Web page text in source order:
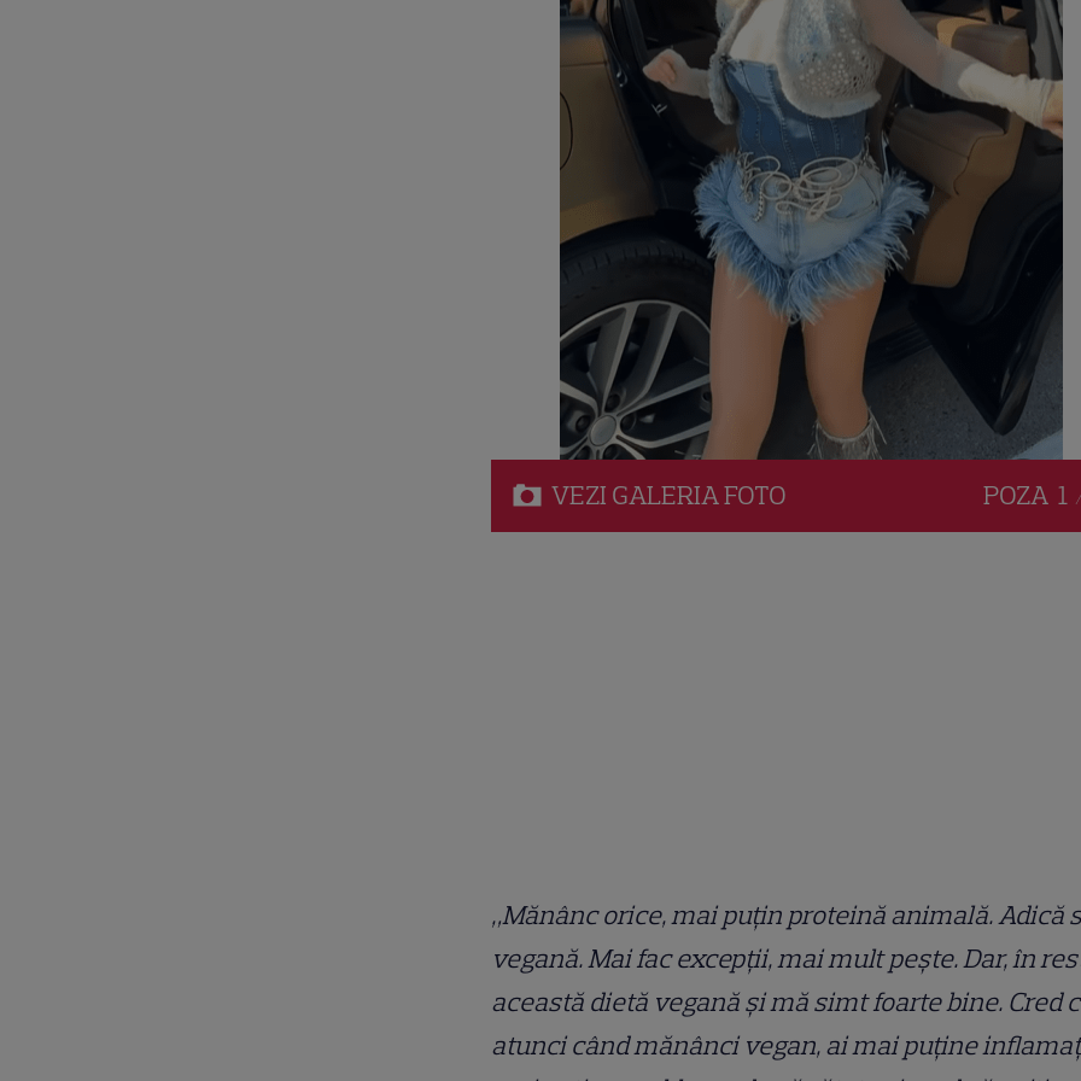
VEZI GALERIAFOTO POZA 1
„Mănânc orice, mai puțin proteină animală. Adică
vegană. Mai fac excepții, mai mult pește. Dar, în
această dietă vegană și mă simt foarte bine. Cred
atunci când mănânci vegan, ai mai puține